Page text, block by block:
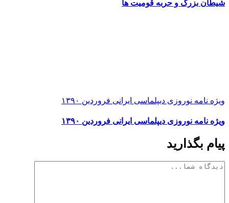
شیطان بزرگ و حربه قومیت ها
ویژه نامه نوروزی دیپلماسی ایرانی فروردین ۱۳۹۰
ویژه نامه نوروزی دیپلماسی ایرانی فروردین ۱۳۹۰
پیام بگذارید
دیدگاه